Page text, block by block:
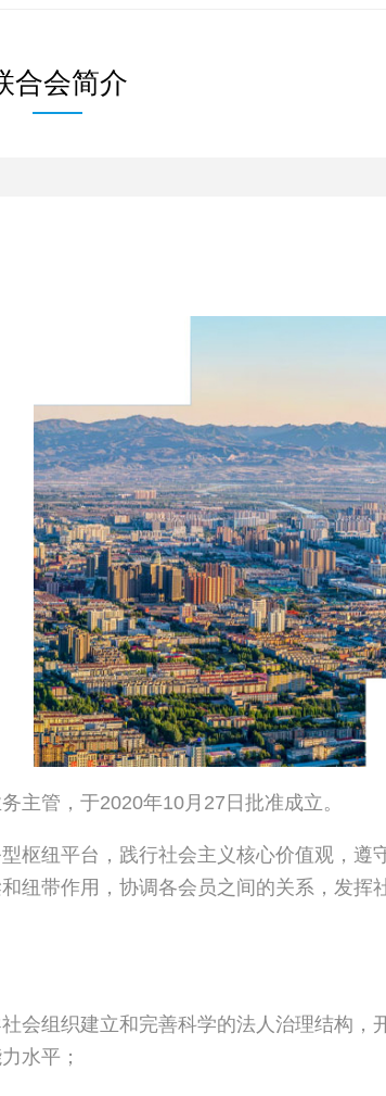
合会简介
主管，于2020年10 月 27 日批准成立。
枢纽平台，践行社会主义核心价值观，遵
纽带作用，协调各会员之间的关系，发挥
会组织建立和完善科学的法人治理结构，
水平；